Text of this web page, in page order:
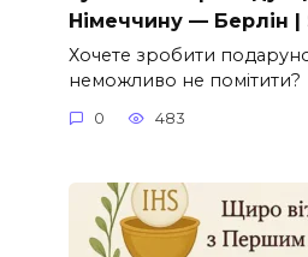
Німеччину — Берлін |
Хочете зробити
неможливо не помітити?
0 483